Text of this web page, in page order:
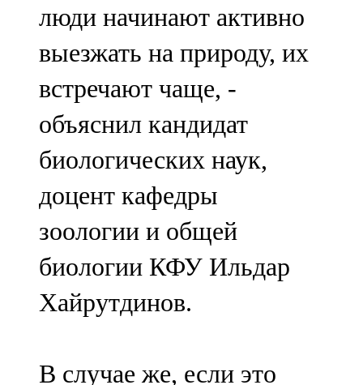
люди начинают активно
выезжать на природу, их
встречают чаще, -
объяснил кандидат
биологических наук,
доцент кафедры
зоологии и общей
биологии КФУ Ильдар
Хайрутдинов.
В случае же, если это